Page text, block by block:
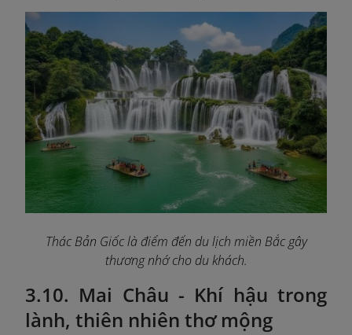
Thác Bản Giốc là điểm đến du lịch miền Bắc gây
thương nhớ cho du khách.
3.10. Mai Châu - Khí hậu trong
lành, thiên nhiên thơ mộng